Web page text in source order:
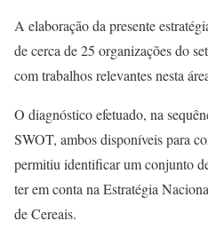
A elaboração da presente
de cerca de 25 organizações do
com trabalhos relevantes nesta
O diagnóstico efetuado, na
SWOT, ambos disponíveis para
permitiu identificar um conjunto
ter em conta na Estratégia
de Cereais.